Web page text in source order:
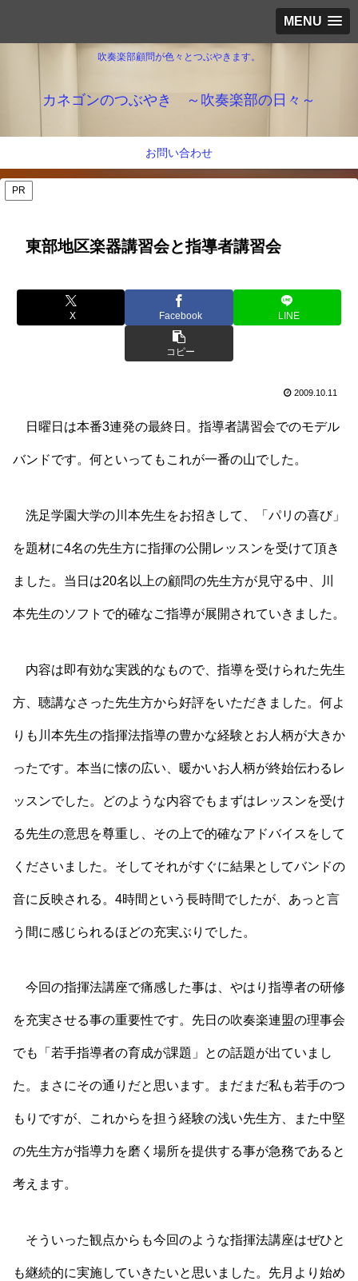
MENU
吹奏楽部顧問が色々とつぶやきます。
カネゴンのつぶやき ～吹奏楽部の日々～
お問い合わせ
PR
東部地区楽器講習会と指導者講習会
X Facebook LINE
コピー
2009.10.11
日曜日は本番3連発の最終日。指導者講習会でのモデル
バンドです。何といってもこれが一番の山でした。
洗足学園大学の川本先生をお招きして、「パリの喜び」
を題材に4名の先生方に指揮の公開レッスンを受けて頂き
ました。当日は20名以上の顧問の先生方が見守る中、川
本先生のソフトで的確なご指導が展開されていきました。
内容は即有効な実践的なもので、指導を受けられた先生
方、聴講なさった先生方から好評をいただきました。何よ
りも川本先生の指揮法指導の豊かな経験とお人柄が大きか
ったです。本当に懐の広い、暖かいお人柄が終始伝わるレ
ッスンでした。どのような内容でもまずはレッスンを受け
る先生の意思を尊重し、その上で的確なアドバイスをして
くださいました。そしてそれがすぐに結果としてバンドの
音に反映される。4時間という長時間でしたが、あっと言
う間に感じられるほどの充実ぶりでした。
今回の指揮法講座で痛感した事は、やはり指導者の研修
を充実させる事の重要性です。先日の吹奏楽連盟の理事会
でも「若手指導者の育成が課題」との話題が出ていまし
た。まさにその通りだと思います。まだまだ私も若手のつ
もりですが、これからを担う経験の浅い先生方、また中堅
の先生方が指導力を磨く場所を提供する事が急務であると
考えます。
そういった観点からも今回のような指揮法講座はぜひと
も継続的に実施していきたいと思いました。先月より始め